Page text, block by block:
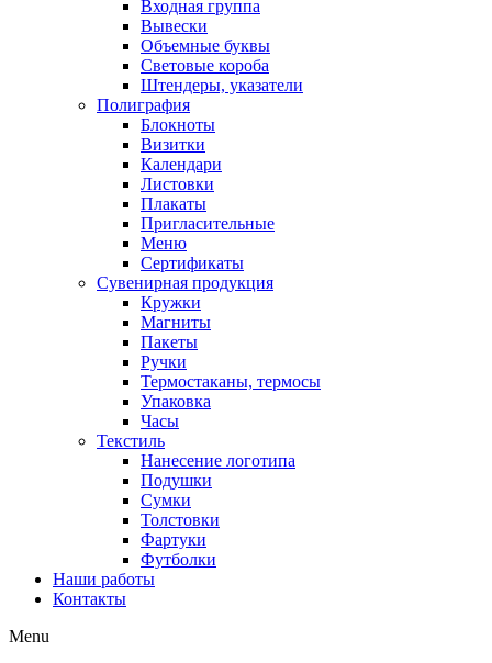
Входная группа
Вывески
Объемные буквы
Световые короба
Штендеры, указатели
Полиграфия
Блокноты
Визитки
Календари
Листовки
Плакаты
Пригласительные
Меню
Сертификаты
Сувенирная продукция
Кружки
Магниты
Пакеты
Ручки
Термостаканы, термосы
Упаковка
Часы
Текстиль
Нанесение логотипа
Подушки
Сумки
Толстовки
Фартуки
Футболки
Наши работы
Контакты
Menu